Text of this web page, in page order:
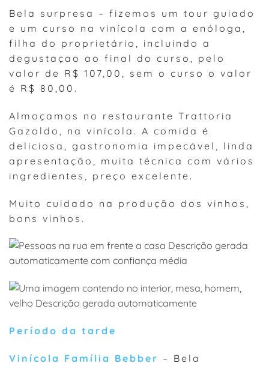
Bela surpresa – fizemos um tour guiado
e um curso na vinícola com a enóloga,
filha do proprietário, incluindo a
degustaçao ao final do curso, pelo
valor de R$ 107,00, sem o curso o valor
é R$ 80,00.
Almoçamos no restaurante Trattoria
Gazoldo, na vinícola. A comida é
deliciosa, gastronomia impecável, linda
apresentação, muita técnica com vários
ingredientes, preço excelente.
Muito cuidado na produção dos vinhos,
bons vinhos.
Período da tarde
Vinícola Família Bebber – Bela